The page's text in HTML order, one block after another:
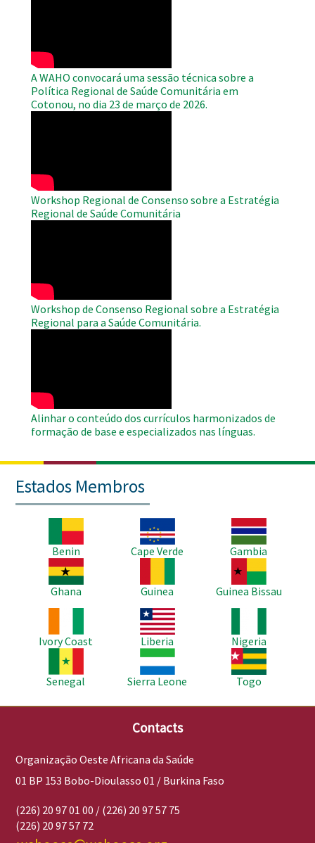
A WAHO convocará uma sessão técnica sobre a
Política Regional de Saúde Comunitária em
Cotonou, no dia 23 de março de 2026.
Workshop Regional de Consenso sobre a Estratégia
Regional de Saúde Comunitária
Workshop de Consenso Regional sobre a Estratégia
Regional para a Saúde Comunitária.
Alinhar o conteúdo dos currículos harmonizados de
formação de base e especializados nas línguas.
Estados Membros
Benin
Imagem
Cape Verde
Imagem
Gambia
Imagem
Ghana
Guinea
Imagem
Guinea Bissau
Ivory Coast
Imagem
Liberia
Nigeria
Imagem
Senegal
Imagem
Sierra Leone
Imagem
Togo
Contacts
Organização Oeste Africana da Saúde
01 BP 153 Bobo-Dioulasso 01 / Burkina Faso
(226) 20 97 01 00 / (226) 20 97 57 75
(226) 20 97 57 72